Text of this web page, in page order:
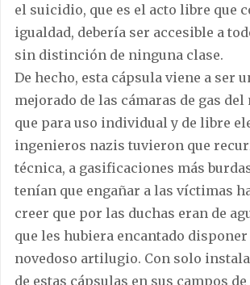
el suicidio, que es el acto libre que
igualdad, debería ser accesible a
sin distinción de ninguna clase.
De hecho, esta cápsula viene a ser
mejorado de las cámaras de gas
que para uso individual y de libre
ingenieros nazis tuvieron que
técnica, a gasificaciones más
tenían que engañar a las víctimas
creer que por las duchas eran de
que les hubiera encantado disponer
novedoso artilugio. Con solo
de estas cápsulas en sus campos de